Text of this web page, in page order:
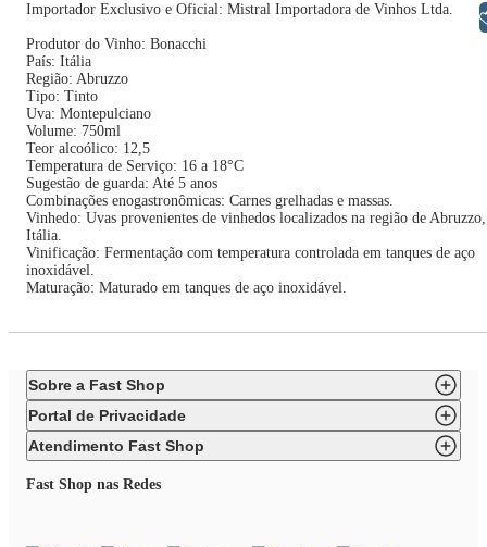
Importador Exclusivo e Oficial: Mistral Importadora de Vinhos Ltda.
Produtor do Vinho: Bonacchi
País: Itália
Região: Abruzzo
Tipo: Tinto
Uva: Montepulciano
Volume: 750ml
Teor alcoólico: 12,5
Temperatura de Serviço: 16 a 18°C
Sugestão de guarda: Até 5 anos
Combinações enogastronômicas: Carnes grelhadas e massas.
Vinhedo: Uvas provenientes de vinhedos localizados na região de Abruzzo,
Itália.
Vinificação: Fermentação com temperatura controlada em tanques de aço
inoxidável.
Maturação: Maturado em tanques de aço inoxidável.
Sobre a Fast Shop
Portal de Privacidade
Atendimento Fast Shop
Fast Shop nas Redes
Libras